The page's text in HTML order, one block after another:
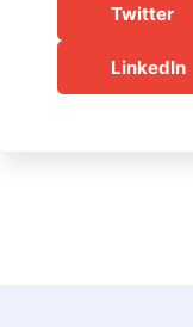
Twitter
LinkedIn